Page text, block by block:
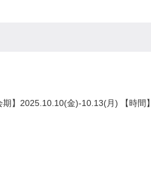
】2025.10.10(金)-10.13(月) 【時間】